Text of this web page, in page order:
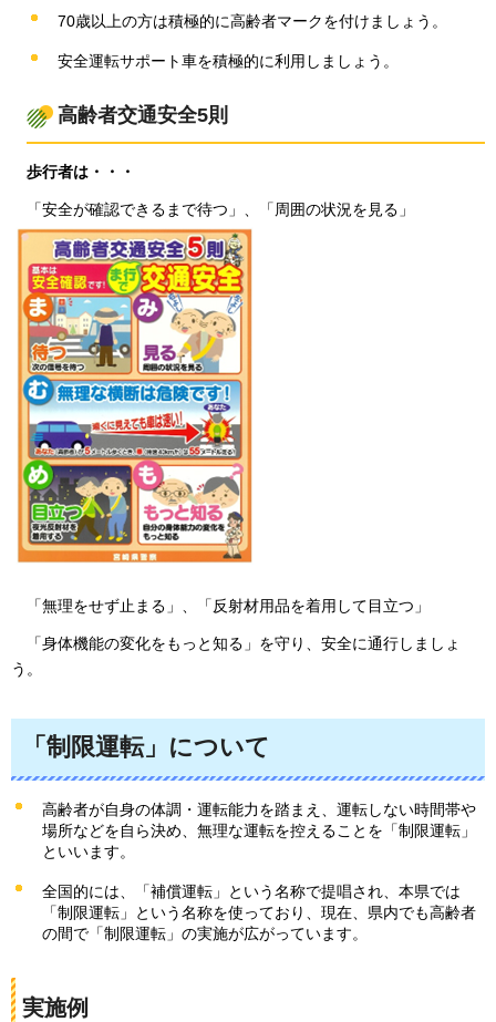
70歳以上の方は積極的に高齢者マークを付けましょう。
安全運転サポート車を積極的に利用しましょう。
高齢者交通安全5則
歩行者は・・・
「安全が確認できるまで待つ」、「周囲の状況を見る」
「無理をせず止まる」、「反射材用品を着用して目立つ」
「身体機能の変化をもっと知る」を守り、安全に通行しましょ
う。
「制限運転」について
高齢者が自身の体調・運転能力を踏まえ、運転しない時間帯や
場所などを自ら決め、無理な運転を控えることを「制限運転」
といいます。
全国的には、「補償運転」という名称で提唱され、本県では
「制限運転」という名称を使っており、現在、県内でも高齢者
の間で「制限運転」の実施が広がっています。
実施例